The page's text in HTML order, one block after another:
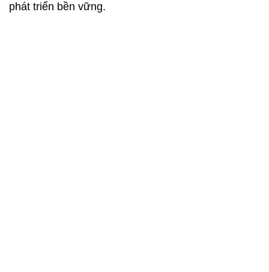
phát triển bền vững.